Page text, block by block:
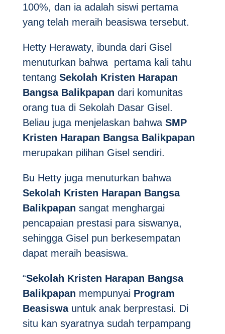
Artikel
100%, dan ia adalah siswi pertama
yang telah meraih beasiswa tersebut.
Hetty Herawaty, ibunda dari Gisel
menuturkan bahwa pertama kali tahu
tentang Sekolah Kristen Harapan
BangsaBalikpapan dari komunitas
orang tua di Sekolah Dasar Gisel.
Beliau juga menjelaskan bahwa SMP
Kristen Harapan BangsaBalikpapan
merupakan pilihan Gisel sendiri.
Bu Hetty juga menuturkan bahwa
Sekolah Kristen Harapan Bangsa
Balikpapan sangat menghargai
pencapaian prestasi para siswanya,
sehingga Gisel pun berkesempatan
dapat meraih beasiswa.
“Sekolah Kristen Harapan Bangsa
Balikpapan mempunyai Program
Beasiswauntuk anak berprestasi. Di
situ kan syaratnya sudah terpampang